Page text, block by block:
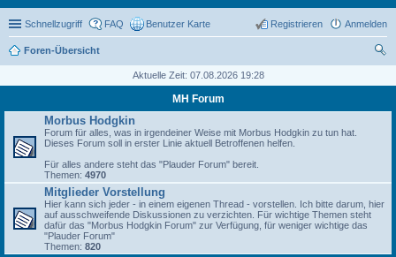
Schnellzugriff FAQ Benutzer Karte Anmelden
Registrieren
Foren-Übersicht
Aktuelle Zeit: 07.08.2026 19:28
MH Forum
Morbus Hodgkin
Forum für alles, was in irgendeiner Weise mit Morbus Hodgkin zu tun hat.
Dieses Forum soll in erster Linie aktuell Betroffenen helfen.
Für alles andere steht das "Plauder Forum" bereit.
Themen: 4970
Mitglieder Vorstellung
Hier kann sich jeder - in einem eigenen Thread - vorstellen. Ich bitte darum, hier
auf ausschweifende Diskussionen zu verzichten. Für wichtige Themen steht
dafür das "Morbus Hodgkin Forum" zur Verfügung, für weniger wichtige das
"Plauder Forum"
Themen: 820